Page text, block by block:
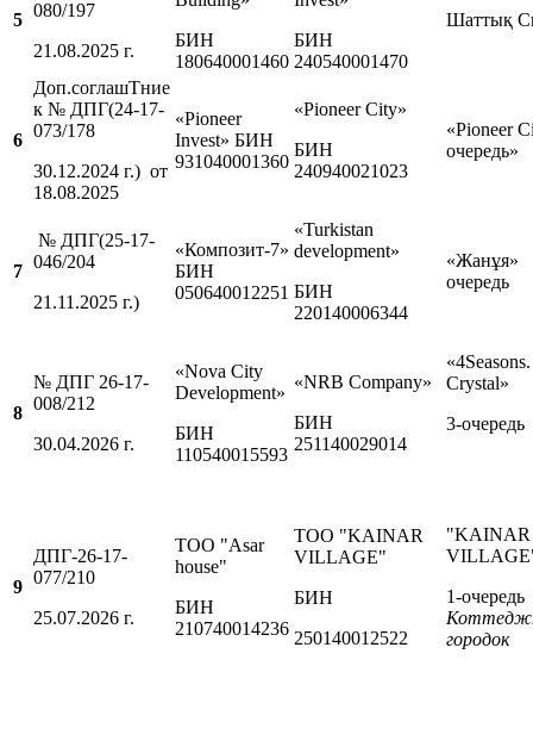
5 080/197
21.08.2025 г.
БИН
180640001460
БИН
240540001470
Шаттық
6
Доп.соглашTние
к № ДПГ(24-17-
073/178
30.12.2024 г.) от
18.08.2025
«Pioneer
Invest» БИН
931040001360
«Pioneer City»
БИН
240940021023
«Pioneer
очередь»
7
№ ДПГ(25-17-
046/204
21.11.2025 г.)
«Композит-7»
БИН
050640012251
«Turkistan
development»
БИН
220140006344
очередь
8
№ ДПГ 26-17-
008/212
30.04.2026 г.
«Nova City
Development»
БИН
110540015593
«NRB Company»
БИН
251140029014
«4Seasons.
Crystal»
3-очередь
9
ДПГ-26-17-
077/210
25.07.2026 г.
ТОО "Asar
house"
БИН
210740014236
ТОО "KAINAR
VILLAGE"
БИН
250140012522
"KAINAR
1-очередь
городок